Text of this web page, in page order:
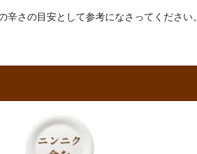
さの目安として参考になさってください。